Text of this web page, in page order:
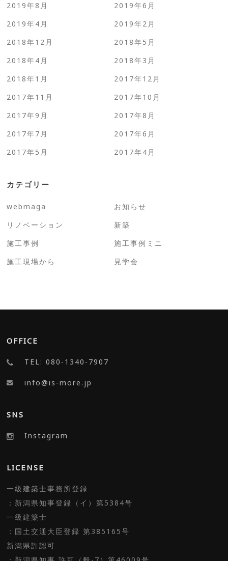
2019年8月
2019年6月
2019年4月
2019年2月
2018年12月
2018年5月
2018年4月
2018年3月
2018年1月
2017年12月
2017年11月
2017年10月
2017年9月
2017年8月
2017年7月
2017年6月
2017年5月
2017年4月
カテゴリー
webmaga
お知らせ
リノベーション
新築
施工事例
施工事例ミニ
施工現場から
見学会
OFFICE
TEL: 080-1340-7907
info@is-more.jp
SNS
Instagram
LICENSE
一級建築士事務所登録
：新潟県知事登録（イ）第5384号
一級建築士
：国土交通大臣登録 第385165号
新潟県許認可